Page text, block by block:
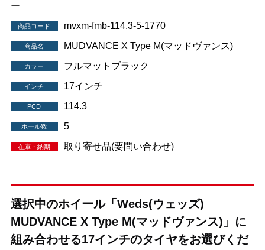
ー
商品コード mvxm-fmb-114.3-5-1770
商品名 MUDVANCE X Type M(マッドヴァンス)
カラー フルマットブラック
インチ 17インチ
PCD 114.3
ホール数 5
在庫・納期 取り寄せ品(要問い合わせ)
選択中のホイール「Weds(ウェッズ)
MUDVANCE X Type M(マッドヴァンス)」に
組み合わせる17インチのタイヤをお選びくだ